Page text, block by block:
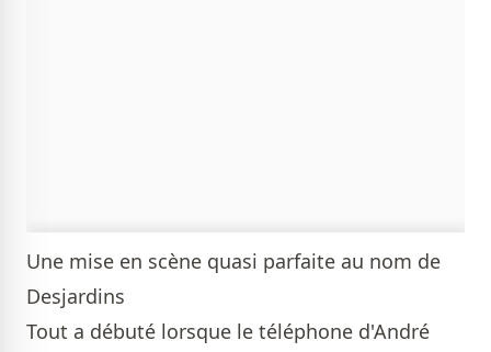
Une mise en scène quasi parfaite au nom de
Desjardins
Tout a débuté lorsque le téléphone d'André